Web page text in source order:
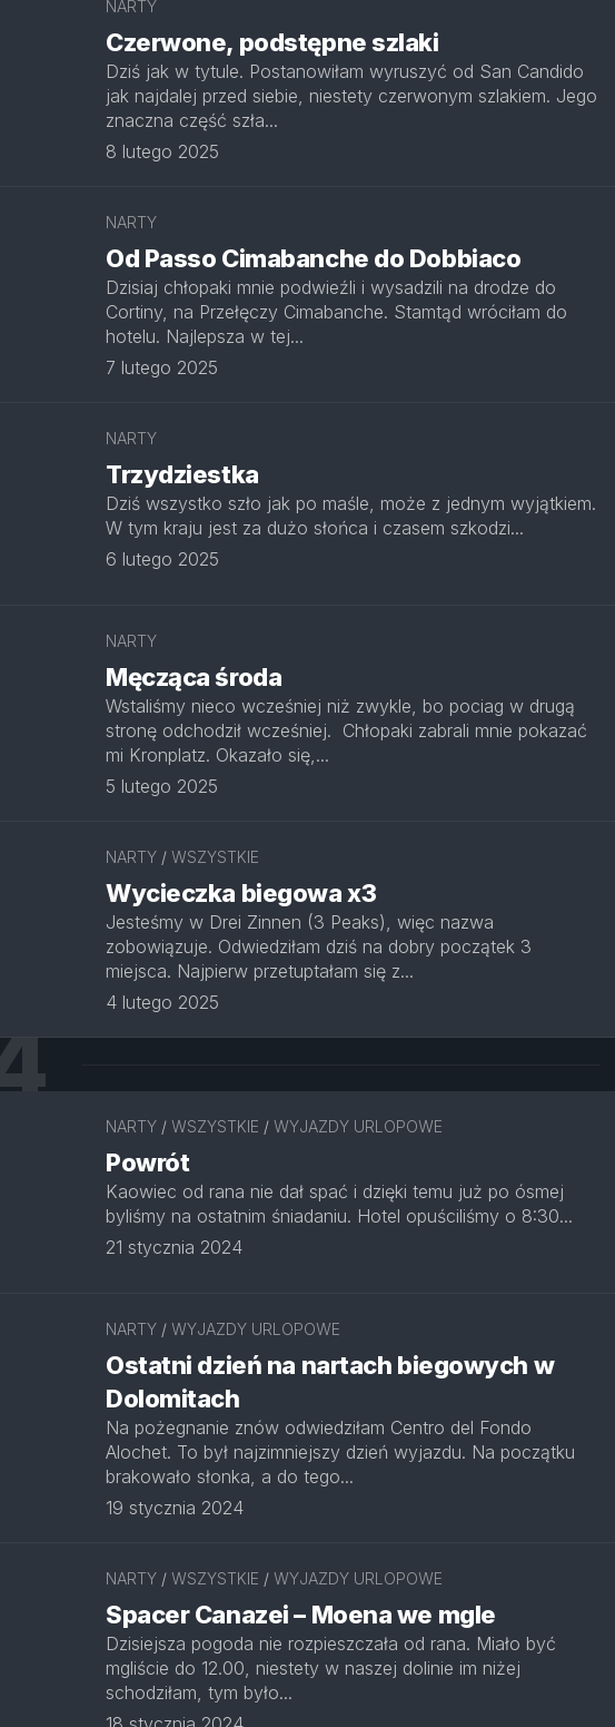
NARTY
Czerwone, podstępne szlaki
Dziś jak w tytule. Postanowiłam wyruszyć od San Candido
jak najdalej przed siebie, niestety czerwonym szlakiem. Jego
znaczna część szła...
8 lutego 2025
NARTY
Od Passo Cimabanche do Dobbiaco
Dzisiaj chłopaki mnie podwieźli i wysadzili na drodze do
Cortiny, na Przełęczy Cimabanche. Stamtąd wróciłam do
hotelu. Najlepsza w tej...
7 lutego 2025
NARTY
Trzydziestka
Dziś wszystko szło jak po maśle, może z jednym wyjątkiem.
W tym kraju jest za dużo słońca i czasem szkodzi...
6 lutego 2025
NARTY
Męcząca środa
Wstaliśmy nieco wcześniej niż zwykle, bo pociag w drugą
stronę odchodził wcześniej. Chłopaki zabrali mnie pokazać
mi Kronplatz. Okazało się,...
5 lutego 2025
NARTY / WSZYSTKIE
Wycieczka biegowa x3
Jesteśmy w Drei Zinnen (3 Peaks), więc nazwa
zobowiązuje. Odwiedziłam dziś na dobry początek 3
miejsca. Najpierw przetuptałam się z...
4 lutego 2025
NARTY / WSZYSTKIE / WYJAZDY URLOPOWE
Powrót
Kaowiec od rana nie dał spać i dzięki temu już po ósmej
byliśmy na ostatnim śniadaniu. Hotel opuściliśmy o 8:30...
21 stycznia 2024
NARTY / WYJAZDY URLOPOWE
Ostatni dzień na nartach biegowych w
Dolomitach
Na pożegnanie znów odwiedziłam Centro del Fondo
Alochet. To był najzimniejszy dzień wyjazdu. Na początku
brakowało słonka, a do tego...
19 stycznia 2024
NARTY / WSZYSTKIE / WYJAZDY URLOPOWE
Spacer Canazei – Moena we mgle
Dzisiejsza pogoda nie rozpieszczała od rana. Miało być
mgliście do 12.00, niestety w naszej dolinie im niżej
schodziłam, tym było...